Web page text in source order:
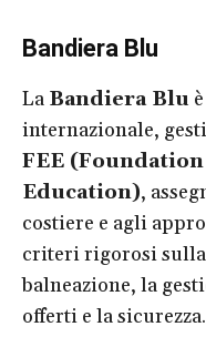
Bandiera Blu
La Bandiera Blu
internazionale,
FEE
Education),
costiere e agli
criteri rigorosi
balneazione, la
offerti e la sicurezza.